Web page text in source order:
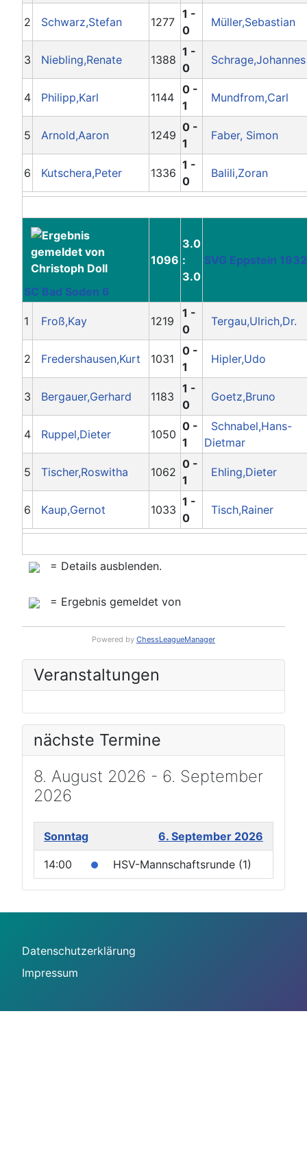
2 Schwarz,Stefan 1277
1 -
0
Müller,Sebastian
3 Niebling,Renate 1388
1 -
0
Schrage,Johannes
4 Philipp,Karl 1144
0 -
1
Mundfrom,Carl
5 Arnold,Aaron 1249
0 -
1
Faber, Simon
6 Kutschera,Peter 1336
1 -
0
Balili,Zoran
SC Bad Soden 6
1096
3.0
:
3.0
SVG Eppstein
1 Froß,Kay 1219
1 -
0
Tergau,Ulrich,Dr.
2 Fredershausen,Kurt 1031
0 -
1
Hipler,Udo
3 Bergauer,Gerhard 1183
1 -
0
Goetz,Bruno
4 Ruppel,Dieter 1050
0 -
1
Schnabel,Hans-
Dietmar
5 Tischer,Roswitha 1062
0 -
1
Ehling,Dieter
6 Kaup,Gernot 1033
1 -
0
Tisch,Rainer
= Details ausblenden.
= Ergebnis gemeldet von
Powered by ChessLeagueManager
Veranstaltungen
nächste Termine
8. August 2026 - 6. September
2026
Sonntag 6. September 2026
14:00 HSV-Mannschaftsrunde (1)
Datenschutzerklärung
Impressum